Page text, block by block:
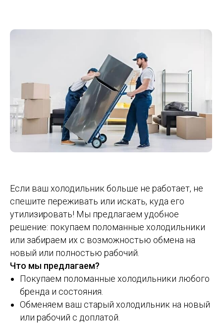
Если ваш холодильник больше не работает, не
спешите переживать или искать, куда его
утилизировать! Мы предлагаем удобное
решение: покупаем поломанные холодильники
или забираем их с возможностью обмена на
новый или полностью рабочий.
Что мы предлагаем?
Покупаем поломанные холодильники любого
бренда и состояния.
Обменяем ваш старый холодильник на новый
или рабочий с доплатой.